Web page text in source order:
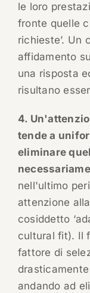
le loro
fronte quelle
richieste’. Un
affidamento
una risposta
risultano
4.
tende a
eliminare
nell'ultimo
attenzione
cosiddetto
cultural fit). Il
fattore di
andando ad